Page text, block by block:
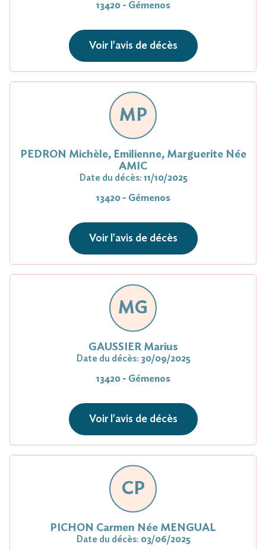
13420 - Gémenos
Voir l'avis de décès
MP
PEDRON Michèle, Emilienne, Marguerite Née
AMIC
Date du décès: 11/10/2025
13420 - Gémenos
Voir l'avis de décès
MG
GAUSSIER Marius
Date du décès: 30/09/2025
13420 - Gémenos
Voir l'avis de décès
CP
PICHON Carmen Née MENGUAL
Date du décès: 03/06/2025